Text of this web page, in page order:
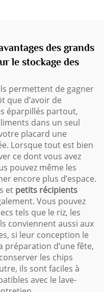
des grands
le stockage des
permettent de gagner
que d’avoir de
éparpillés partout,
dans un seul
placard une
Lorsque tout est bien
ce dont vous avez
pouvez même les
encore plus d’espace.
et petits récipients
Vous pouvez
tels que le riz, les
conviennent aussi aux
si leur conception le
préparation d’une fête,
les chips
ils sont faciles à
avec le lave-